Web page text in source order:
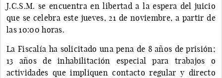
J.C.S.M. se encuentra en libertad a la espera del juicio
que se celebra este jueves, 21 de noviembre, a partir de
las 10:00 horas.
La Fiscalía ha solicitado una pena de 8 años de prisión;
13 años de inhabilitación especial para trabajos o
actividades que impliquen contacto regular y directo